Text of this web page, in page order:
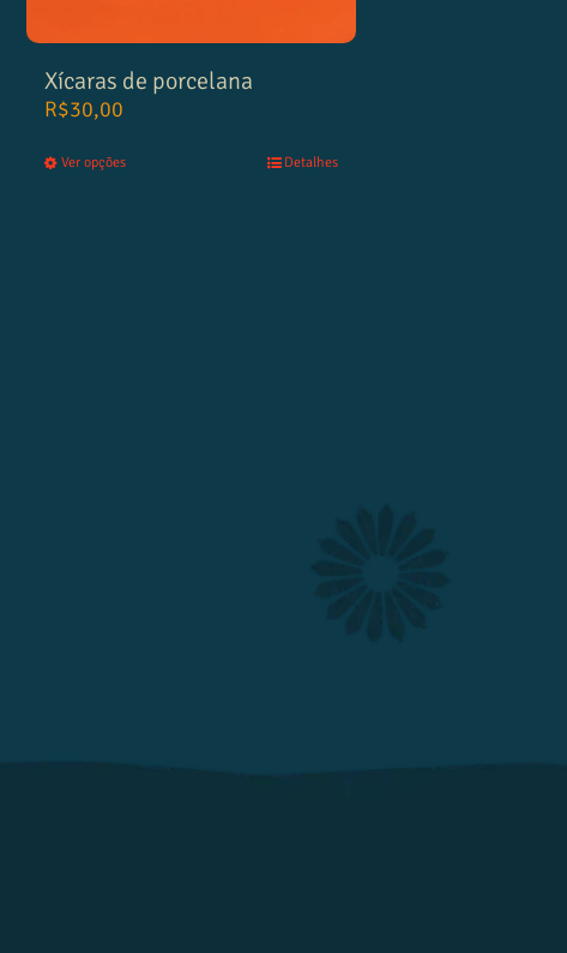
Xícaras de porcelana
R$30,00
Ver opções Detalhes